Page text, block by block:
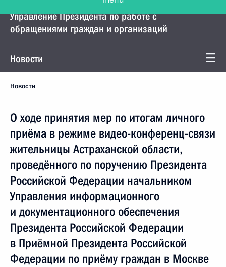
Управление Президента по работе с
обращениями граждан и организаций
Новости
Новости
О ходе принятия мер по итогам личного
приёма в режиме видео-конференц-связи
жительницы Астраханской области,
проведённого по поручению Президента
Российской Федерации начальником
Управления информационного
и документационного обеспечения
Президента Российской Федерации
в Приёмной Президента Российской
Федерации по приёму граждан в Москве